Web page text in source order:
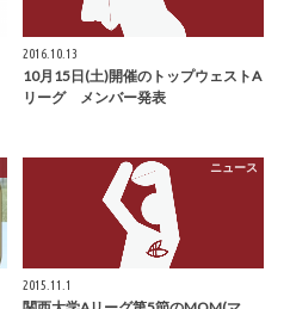
2016.10.13
10月15日(土)開催のトップウェストA
リーグ メンバー発表
ニュース
2015.11.1